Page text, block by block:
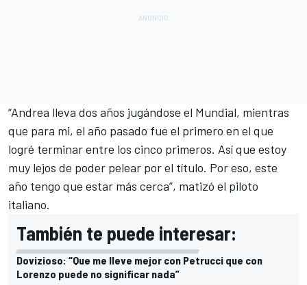
“Andrea lleva dos años jugándose el Mundial, mientras
que para mi, el año pasado fue el primero en el que
logré terminar entre los cinco primeros. Así que estoy
muy lejos de poder pelear por el título. Por eso, este
año tengo que estar más cerca”, matizó el piloto
italiano.
También te puede interesar:
Dovizioso: “Que me lleve mejor con Petrucci que con
Lorenzo puede no significar nada”